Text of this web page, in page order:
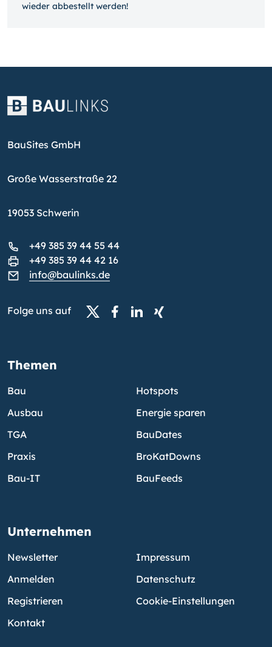
wieder ab­bestellt werden!
BauSites GmbH
Große Wasserstraße 22
19053 Schwerin
+49 385 39 44 55 44
+49 385 39 44 42 16
info@baulinks.de
Folge uns auf
Themen
Bau
Ausbau
TGA
Praxis
Bau-IT
Hotspots
Energie sparen
BauDates
BroKatDowns
BauFeeds
Unternehmen
Newsletter
Anmelden
Registrieren
Kontakt
Impressum
Datenschutz
Cookie-Einstellungen